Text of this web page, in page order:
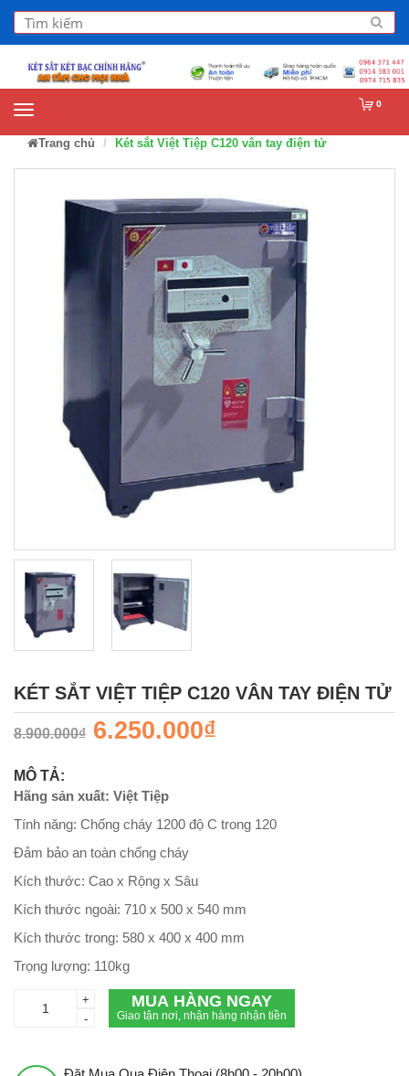
0
Trang chủ Két sắt Việt Tiệp C120 vân tay điện tử
KÉT SẮT VIỆT TIỆP C120 VÂN TAY ĐIỆN TỬ
8.900.000₫ 6.250.000₫
MÔ TẢ:
Hãng sản xuất: Việt Tiệp
Tính năng: Chống cháy 1200 độ C trong 120
Đảm bảo an toàn chống cháy
Kích thước: Cao x Rộng x Sâu
Kích thước ngoài: 710 x 500 x 540 mm
Kích thước trong: 580 x 400 x 400 mm
Trọng lượng: 110kg
+
-
MUA HÀNG NGAY
Giao tận nơi, nhận hàng nhận tiền